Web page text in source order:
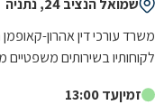
שמואל הנציב 24, נתניה
לקוחותיו בשירותים
זמיןעד 13:00